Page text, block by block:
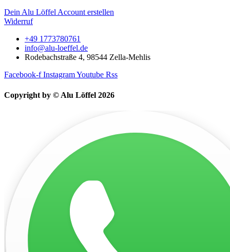
Dein Alu Löffel Account erstellen
Widerruf
+49 1773780761
info@alu-loeffel.de
Rodebachstraße 4, 98544 Zella-Mehlis
Facebook-f InstagramYoutube Rss
Copyright by © Alu Löffel 2026